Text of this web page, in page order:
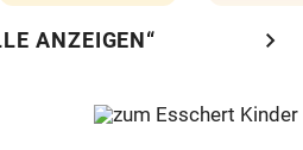
ANZEIGEN“ chevron_right